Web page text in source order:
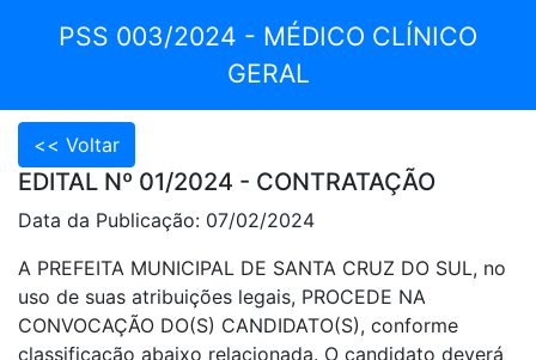
PSS 003/2024 - MÉDICO CLÍNICO
GERAL
EDITAL Nº 01/2024 - CONTRATAÇÃO
Data da Publicação: 07/02/2024
A PREFEITA MUNICIPAL DE SANTA CRUZ DO SUL, no
uso de suas atribuições legais, PROCEDE NA
CONVOCAÇÃO DO(S) CANDIDATO(S), conforme
classificação abaixo relacionada. O candidato deverá